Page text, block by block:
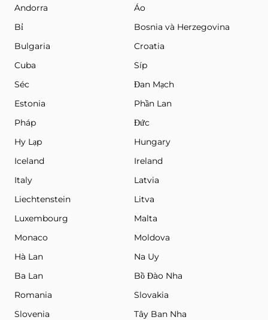
Andorra
Áo
Bỉ
Bosnia và Herzegovina
Bulgaria
Croatia
Cuba
Síp
Séc
Đan Mạch
Estonia
Phần Lan
Pháp
Đức
Hy Lạp
Hungary
Iceland
Ireland
Italy
Latvia
Liechtenstein
Litva
Luxembourg
Malta
Monaco
Moldova
Hà Lan
Na Uy
Ba Lan
Bồ Đào Nha
Romania
Slovakia
Slovenia
Tây Ban Nha